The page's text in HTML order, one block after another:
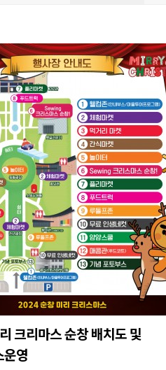
크리마스 순창 배치도 및
운영